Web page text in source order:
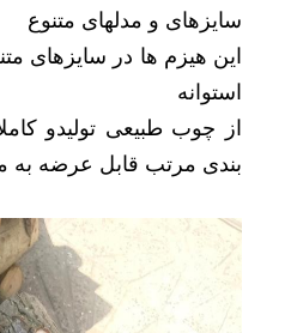
سایزهای و مدلهای متنوع
این هیزم ها در سایزهای
استوانه
از چوب طبیعی تولیدو
بندی مرتب قابل عرضه به